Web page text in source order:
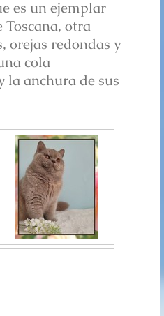
es un ejemplar
Toscana, otra
orejas redondas y
cola
la anchura de sus